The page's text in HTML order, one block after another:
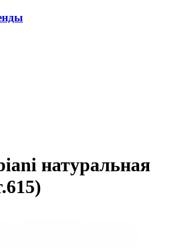
натуральная